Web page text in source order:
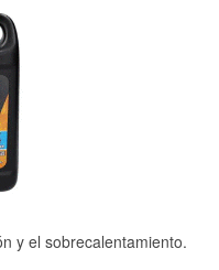
y el sobrecalentamiento.